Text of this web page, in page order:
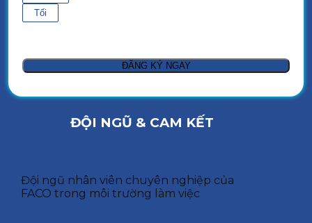
Tối
ĐỘI NGŨ & CAM KẾT
Đội ngũ nhân viên chuyên nghiệp của
FACO trong môi trường làm việc